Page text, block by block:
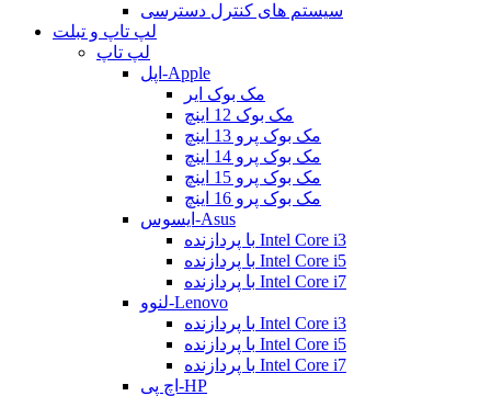
سیستم های کنترل دسترسی
لپ تاپ و تبلت
لپ تاپ
اپل-Apple
مک بوک ایر
مک بوک 12 اینچ
مک بوک پرو 13 اینچ
مک بوک پرو 14 اینچ
مک بوک پرو 15 اینچ
مک بوک پرو 16 اینچ
ایسوس-Asus
با پردازنده Intel Core i3
با پردازنده Intel Core i5
با پردازنده Intel Core i7
لنوو-Lenovo
با پردازنده Intel Core i3
با پردازنده Intel Core i5
با پردازنده Intel Core i7
اچ پی-HP